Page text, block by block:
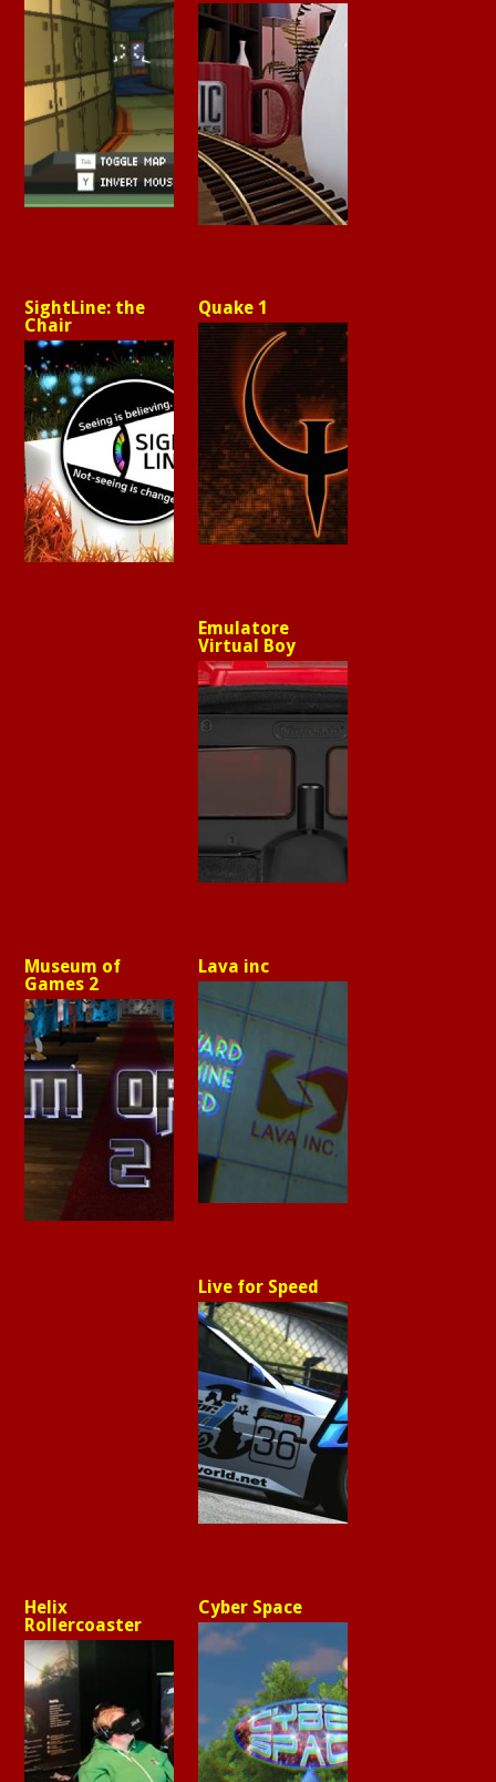
SightLine: the
Chair
Quake 1
Emulatore
Virtual Boy
Museum of
Games 2
Lava inc
Live for Speed
Helix
Rollercoaster
Cyber Space